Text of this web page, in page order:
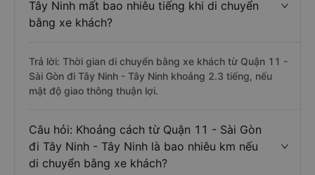
Tây Ninh mất bao nhiêu tiếng khi di chuyển
bằng xe khách?
Trả lời: Thời gian di chuyển bằng xe khách từ Quận 11 -
Sài Gòn đi Tây Ninh - Tây Ninh khoảng 2.3 tiếng, nếu
mật độ giao thông thuận lợi.
Câu hỏi: Khoảng cách từ Quận 11 - Sài Gòn
đi Tây Ninh - Tây Ninh là bao nhiêu km nếu
di chuyển bằng xe khách?